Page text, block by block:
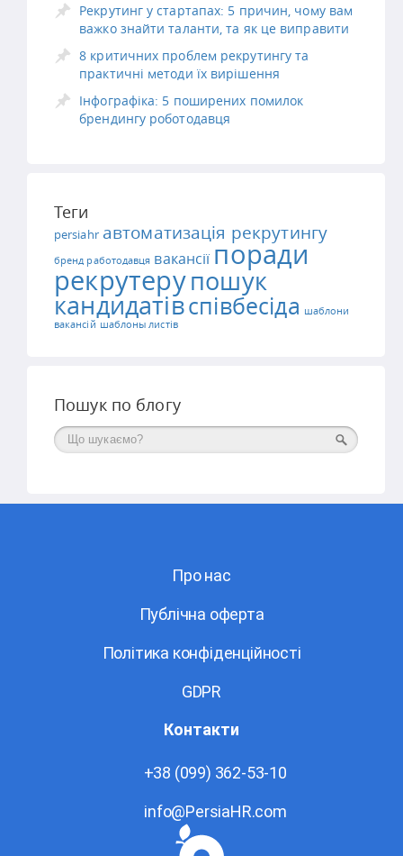
Рекрутинг у стартапах: 5 причин, чому вам
важко знайти таланти, та як це виправити
8 критичних проблем рекрутингу та
практичні методи їх вирішення
Інфографіка: 5 поширених помилок
брендингу роботодавця
Теги
persiahr автоматизація рекрутингу
бренд работодавця вакансії поради
рекрутерупошук
кандидатівспівбесіда шаблони
вакансій шаблоны листів
Пошук по блогу
Поиск
Про нас
Публічна оферта
Політика конфіденційності
GDPR
Контакти
+38 (099) 362-53-10
info@PersiaHR.com